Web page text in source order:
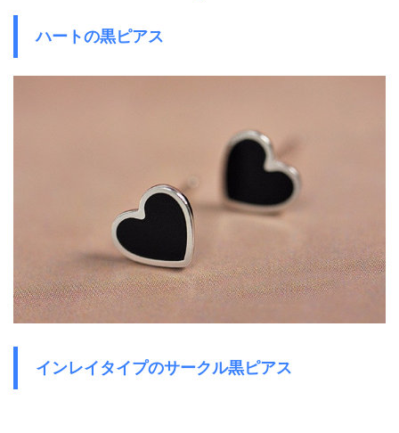
ハートの黒ピアス
インレイタイプのサークル黒ピアス